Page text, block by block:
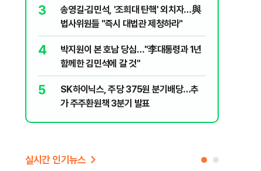
3
송영길·김민석, '조희대 탄핵' 외치자…與
법사위원들 "즉시 대법관 제청하라"
4
박지원이 본 호남 당심…"李대통령과 1년
함께한 김민석에 갈 것"
5
SK하이닉스, 주당 375원 분기배당…추
가 주주환원책 3분기 발표
실시간 인기뉴스